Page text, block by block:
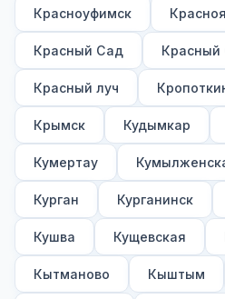
Красноуфимск
Красный Сад Красный
Красный луч
Крымск Кудымкар
Кумертау
Курган Курганинск
Кушва Кущевская
Кытманово Кыштым